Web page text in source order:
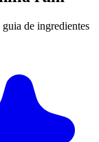
de ingredientes